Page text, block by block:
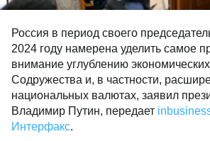
Россия в период своего
2024 году намерена уделить самое
внимание углублению
Содружества и, в частности,
национальных валютах, заявил
Владимир Путин, передает
Интерфакс.